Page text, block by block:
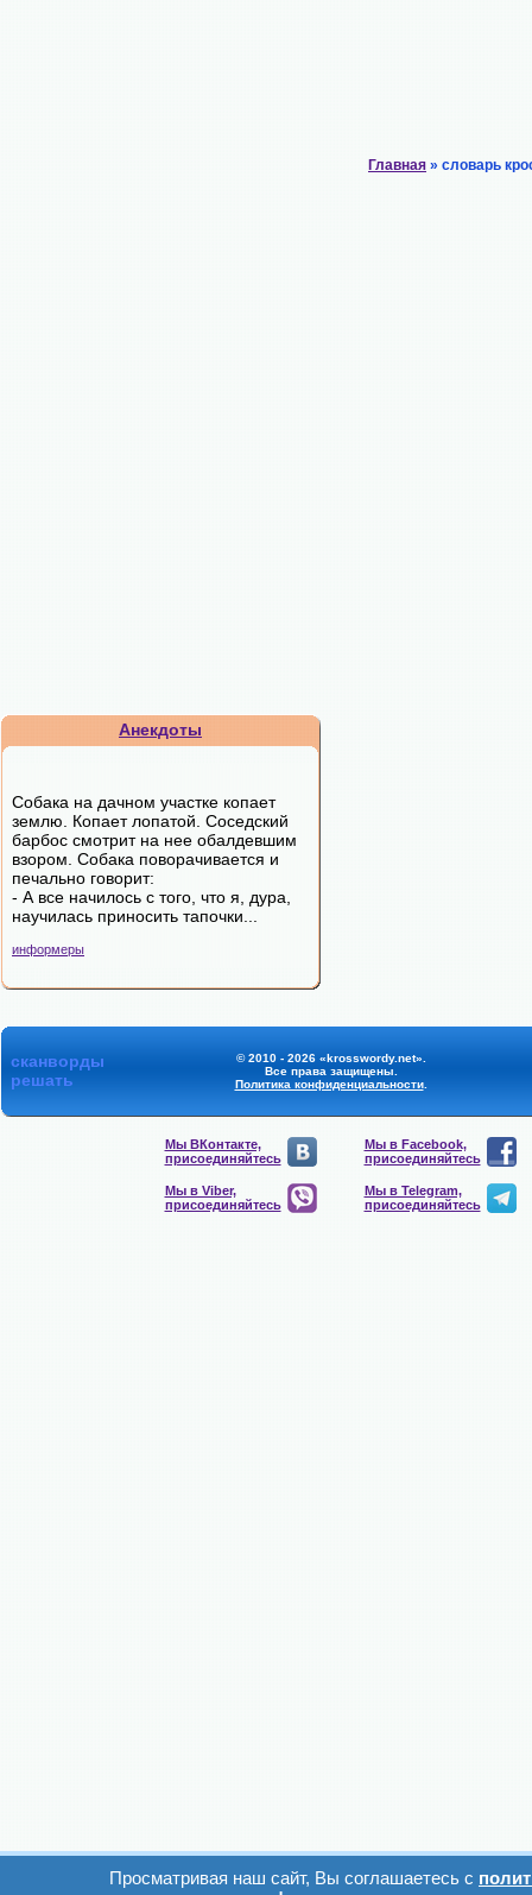
Анекдоты
Собака на дачном участке копает
землю. Копает лопатой. Соседский
барбос смотрит на нее обалдевшим
взором. Собака поворачивается и
печально говорит:
- А все начилось с того, что я, дура,
научилась приносить тапочки...
информеры
Главная » словарь
сканворды
решать
© 2010 - 2026 «krosswordy.net».
Все права защищены.
Политика конфиденциальности.
Мы ВКонтакте,
присоединяйтесь
Мы в Facebook,
присоединяйтесь
Мы в Viber,
присоединяйтесь
Мы в Telegram,
присоединяйтесь
Просматривая наш сайт, Вы соглашаетесь с